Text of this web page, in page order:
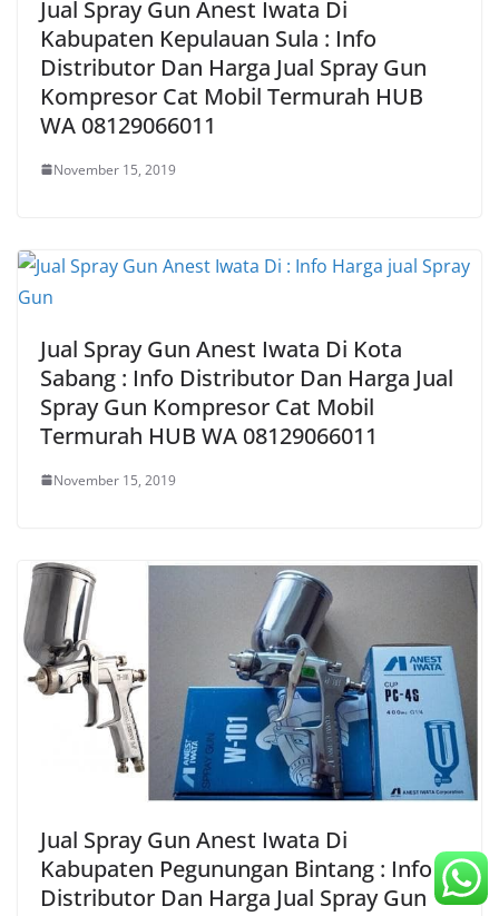
Jual Spray Gun Anest Iwata Di
Kabupaten Kepulauan Sula : Info
Distributor Dan Harga Jual Spray Gun
Kompresor Cat Mobil Termurah HUB
WA 08129066011
November 15, 2019
Jual Spray Gun Anest Iwata Di Kota
Sabang : Info Distributor Dan Harga Jual
Spray Gun Kompresor Cat Mobil
Termurah HUB WA 08129066011
November 15, 2019
Jual Spray Gun Anest Iwata Di
Kabupaten Pegunungan Bintang : Info
Distributor Dan Harga Jual Spray Gun